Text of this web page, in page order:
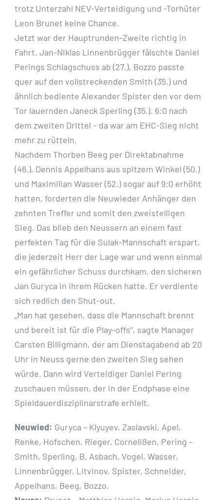
trotz Unterzahl NEV-Verteidigung und -Torhüter
Leon Brunet keine Chance.
Jetzt war der Hauptrunden-Zweite richtig in
Fahrt. Jan-Niklas Linnenbrügger fälschte Daniel
Perings Schlagschuss ab (27.), Bozzo passte
quer auf den vollstreckenden Smith (35.) und
ähnlich bediente Alexander Spister den vor dem
Tor lauernden Janeck Sperling (35.). 6:0 nach
dem zweiten Drittel – da war am EHC-Sieg nicht
mehr zu rütteln.
Nachdem Thorben Beeg per Direktabnahme
(46.), Dennis Appelhans aus spitzem Winkel (50.)
und Maximilian Wasser (52.) sogar auf 9:0 erhöht
hatten, forderten die Neuwieder Anhänger den
zehnten Treffer und somit den zweistelligen
Sieg. Das blieb den Neussern an einem fast
perfekten Tag für die Sulak-Mannschaft erspart,
die jederzeit Herr der Lage war und wenn einmal
ein gefährlicher Schuss durchkam, den sicheren
Jan Guryca in ihrem Rücken hatte. Er verdiente
sich redlich den Shut-out.
„Man hat gesehen, dass die Mannschaft brennt
und bereit ist für die Play-offs“, sagte Manager
Carsten Billigmann, der am Dienstagabend ab 20
Uhr in Neuss gerne den zweiten Sieg sehen
würde. Dann wird Verteidiger Daniel Pering
zuschauen müssen, der in der Endphase eine
Spieldauerdisziplinarstrafe erhielt.
Neuwied: Guryca – Klyuyev, Zaslavski, Apel,
Renke, Hofschen, Rieger, Cornelißen, Pering –
Smith, Sperling, B. Asbach, Vogel, Wasser,
Linnenbrügger, Litvinov, Spister, Schneider,
Appelhans, Beeg, Bozzo.